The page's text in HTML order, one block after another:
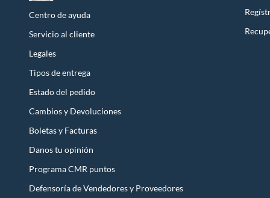
Centro de ayuda
Servicio al cliente
Legales
Tipos de entrega
Estado del pedido
Cambios y Devoluciones
Boletas y Facturas
Danos tu opinión
Programa CMR puntos
Defensoría de Vendedores y Proveedores